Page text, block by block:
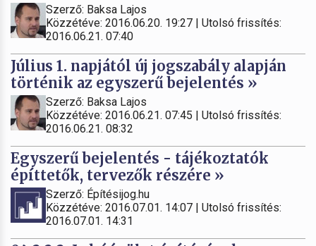
Szerző: Baksa Lajos
Közzétéve: 2016.06.20. 19:27 | Utolsó frissítés:
2016.06.21. 07:40
Július 1. napjától új jogszabály alapján
történik az egyszerű bejelentés »
Szerző: Baksa Lajos
Közzétéve: 2016.06.21. 07:45 | Utolsó frissítés:
2016.06.21. 08:32
Egyszerű bejelentés - tájékoztatók
építtetők, tervezők részére »
Szerző: Építésijog.hu
Közzétéve: 2016.07.01. 14:07 | Utolsó frissítés:
2016.07.01. 14:31